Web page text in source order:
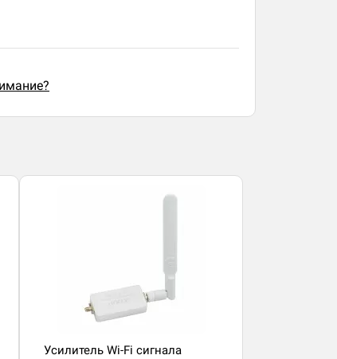
Усилитель Wi-Fi сигнала